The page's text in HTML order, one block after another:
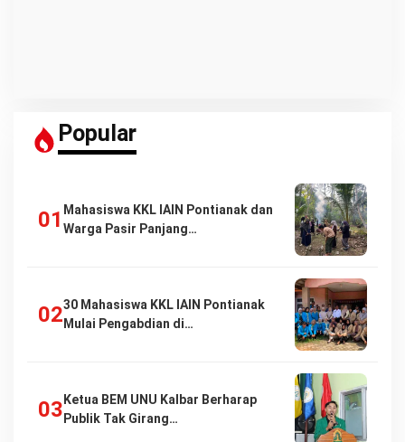
Popular
Mahasiswa KKL IAIN Pontianak dan
Warga Pasir Panjang…
30 Mahasiswa KKL IAIN Pontianak
Mulai Pengabdian di…
Ketua BEM UNU Kalbar Berharap
Publik Tak Girang…